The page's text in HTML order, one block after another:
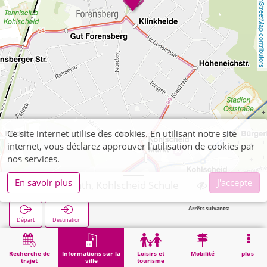
OpenStreetMap contributors
Recherche de
trajet
Informations sur la
ville
Loisirs et
tourisme
Mobilité plus
Herzogenrath, Kohlscheid Schule
Départ Destination
Arrêts suivants:
Démarrage Informations sur la ville Herzogenrath, Kohlscheid Schule
Ce site internet utilise des cookies. En utilisant notre site
internet, vous déclarez approuver l'utilisation de cookies par
nos services.
En savoir plus
J'accepte